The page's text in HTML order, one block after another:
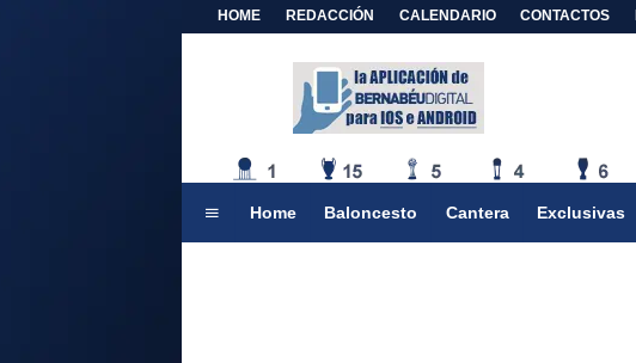
HOME REDACCIÓN CALENDARIO CONTACTOS
Home Baloncesto Cantera Exclusivas